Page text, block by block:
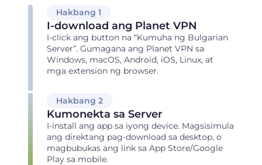
Hakbang 1
I-download ang Planet VPN
I-click ang button na “Kumuha ng Bulgarian
Server”. Gumagana ang Planet VPN sa
Windows, macOS, Android, iOS, Linux, at
mga extension ng browser.
Hakbang 2
Kumonekta sa Server
I-install ang app sa iyong device. Magsisimula
ang direktang pag-download sa desktop, o
magbubukas ang link sa App Store/Google
Play sa mobile.